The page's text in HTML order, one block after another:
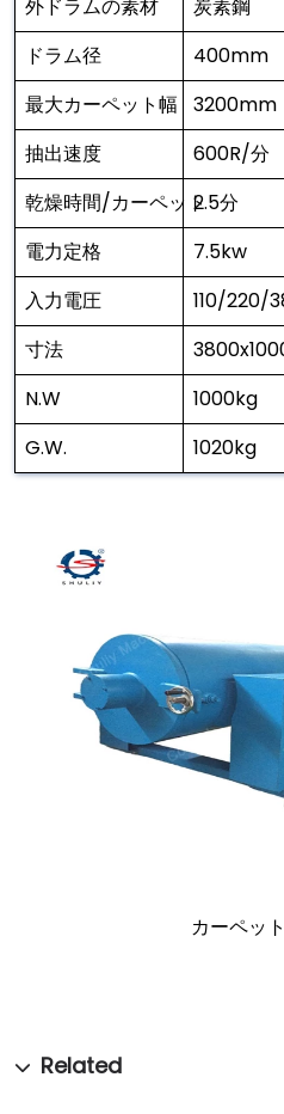
外ドラムの素材 炭素鋼
ドラム径
400mm
最大カーペット幅
3200mm
抽出速度
600R/分
乾燥時間/カーペット2.5分
電力定格
7.5kw
入力電圧
110/220/
寸法
N.W
1000kg
G.W.
1020kg
カーペッ